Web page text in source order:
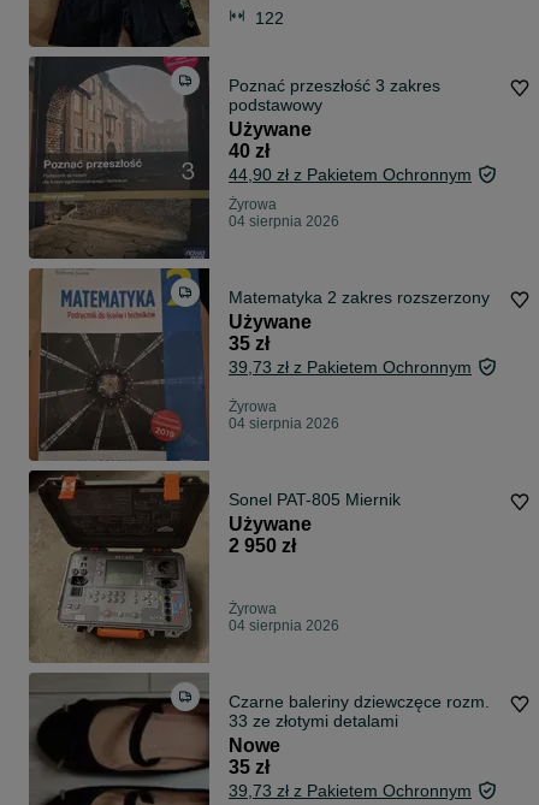
122
Poznać przeszłość 3 zakres
podstawowy
Używane
40 zł
44,90 zł z Pakietem Ochronnym
Żyrowa
04 sierpnia 2026
Matematyka 2 zakres rozszerzony
Używane
35 zł
39,73 zł z Pakietem Ochronnym
Żyrowa
04 sierpnia 2026
Sonel PAT-805 Miernik
Używane
2 950 zł
Żyrowa
04 sierpnia 2026
Czarne baleriny dziewczęce rozm.
33 ze złotymi detalami
Nowe
35 zł
39,73 zł z Pakietem Ochronnym